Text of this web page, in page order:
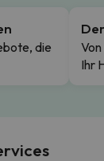
die
Ihr